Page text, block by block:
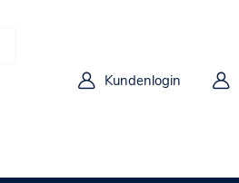
Kundenlogin